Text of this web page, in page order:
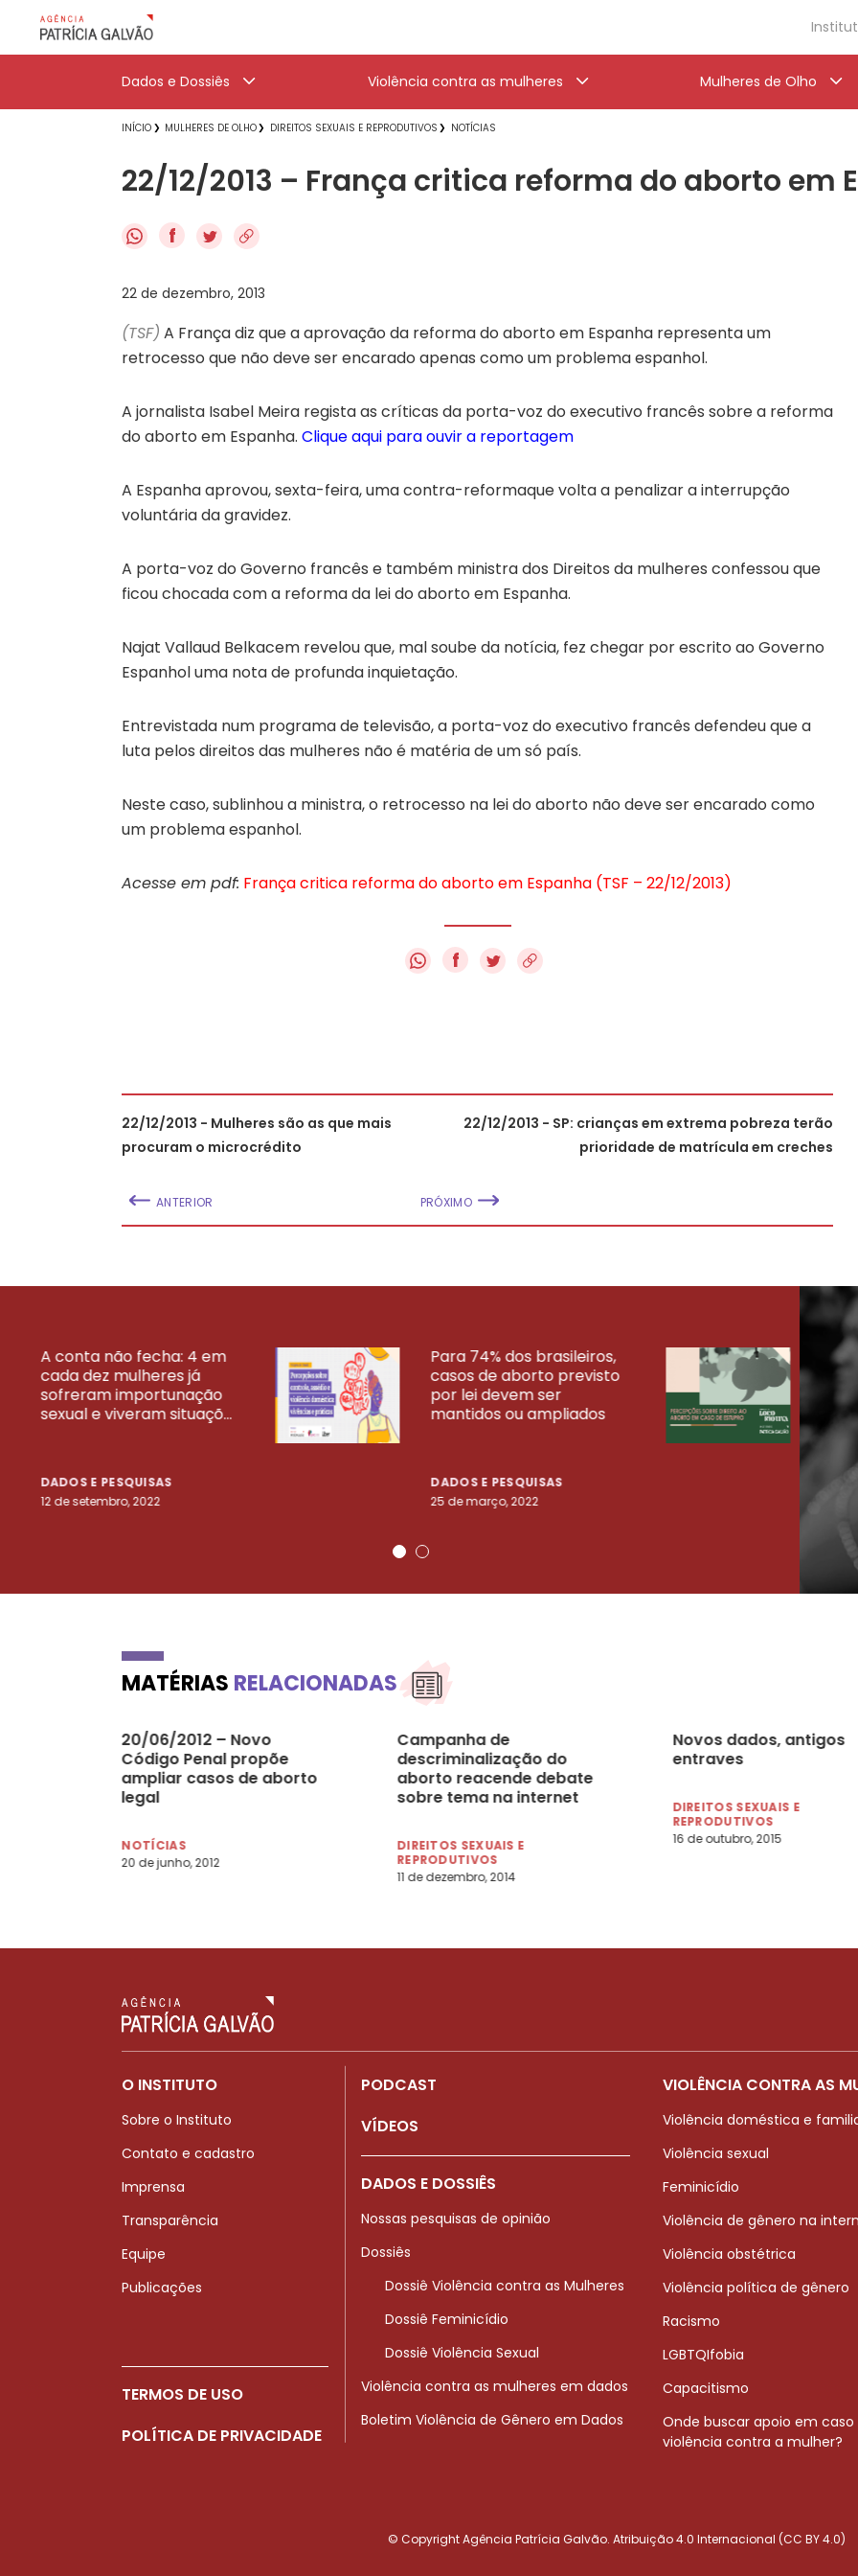
Dados e Dossiês Violência contra as mulheres Mulheres de Olho
INÍCIO MULHERES DE OLHO DIREITOS SEXUAIS E REPRODUTIVOS NOTÍCIAS
22/12/2013 – França critica reforma do aborto em
f
22 de dezembro, 2013
(TSF) A França diz que a aprovação da reforma do aborto em Espanha representa um
retrocesso que não deve ser encarado apenas como um problema espanhol.
A jornalista Isabel Meira regista as críticas da porta-voz do executivo francês sobre a reforma
do aborto em Espanha. Clique aqui para ouvir a reportagem
A Espanha aprovou, sexta-feira, uma contra-reformaque volta a penalizar a interrupção
voluntária da gravidez.
A porta-voz do Governo francês e também ministra dos Direitos da mulheres confessou que
ficou chocada com a reforma da lei do aborto em Espanha.
Najat Vallaud Belkacem revelou que, mal soube da notícia, fez chegar por escrito ao Governo
Espanhol uma nota de profunda inquietação.
Entrevistada num programa de televisão, a porta-voz do executivo francês defendeu que a
luta pelos direitos das mulheres não é matéria de um só país.
Neste caso, sublinhou a ministra, o retrocesso na lei do aborto não deve ser encarado como
um problema espanhol.
Acesse em pdf: França critica reforma do aborto em Espanha (TSF – 22/12/2013)
f
22/12/2013 - Mulheres são as que mais
procuram o microcrédito
ANTERIOR
22/12/2013 - SP: crianças em extrema pobreza terão
prioridade de matrícula em creches
PRÓXIMO
A conta não fecha: 4 em
cada dez mulheres já
sofreram importunação
sexual e viveram situaçõ...
DADOS E PESQUISAS
12 de setembro, 2022
Para 74% dos brasileiros,
casos de aborto previsto
por lei devem ser
mantidos ou ampliados
DADOS E PESQUISAS
25 de março, 2022
23
VEJA MAIS PESQUISAS
MATÉRIAS RELACIONADAS
20/06/2012 – Novo
Código Penal propõe
ampliar casos de aborto
legal
NOTÍCIAS
20 de junho, 2012
Campanha de
descriminalização do
aborto reacende debate
sobre tema na internet
DIREITOS SEXUAIS E
REPRODUTIVOS
11 de dezembro, 2014
Novos dados, antigos
entraves
DIREITOS SEXUAIS E
REPRODUTIVOS
16 de outubro, 2015
O INSTITUTO
Sobre o Instituto
Contato e cadastro
Imprensa
Transparência
Equipe
Publicações
TERMOS DE USO
POLÍTICA DE PRIVACIDADE
PODCAST
VÍDEOS
DADOS E DOSSIÊS
Nossas pesquisas de opinião
Dossiês
Dossiê Violência contra as Mulheres
Dossiê Feminicídio
Dossiê Violência Sexual
Violência contra as mulheres em dados
Boletim Violência de Gênero em Dados
VIOLÊNCIA CONTRA AS
Violência doméstica e
Violência sexual
Feminicídio
Violência de gênero na
Violência obstétrica
Violência política de gênero
Racismo
LGBTQIfobia
Capacitismo
Onde buscar apoio em caso
violência contra a mulher?
© Copyright Agência Patrícia Galvão. Atribuição 4.0 Internacional (CC BY 4.0)